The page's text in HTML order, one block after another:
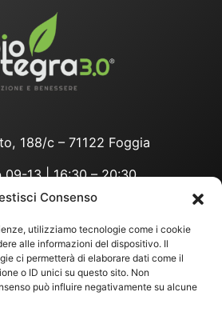
Consenso
utilizziamo tecnologie come i cookie
alle informazioni del dispositivo. Il
ci permetterà di elaborare dati come il
o ID unici su questo sito. Non
può influire negativamente su alcune
188/c – 71122 Foggia
09-13 | 16:30 – 20:30
privacy policy
POLICY
COND. VENDITA
Bio Integra 3.0 Srl